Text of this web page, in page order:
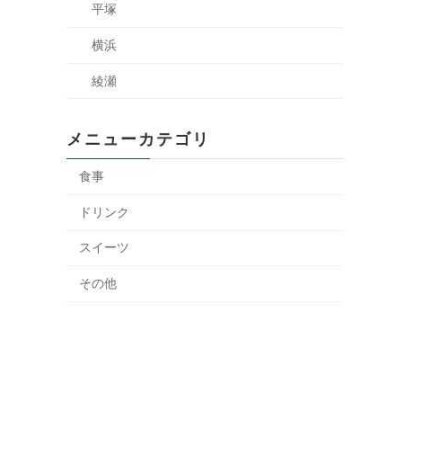
平塚
横浜
綾瀬
メニューカテゴリ
食事
ドリンク
スイーツ
その他